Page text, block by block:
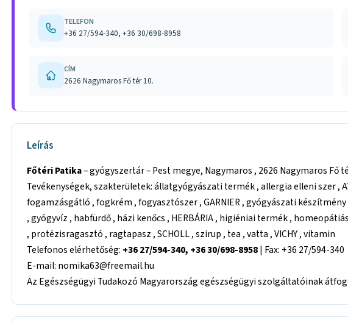
TELEFON
+36 27/594-340, +36 30/698-8958
CÍM
2626 Nagymaros Fő tér 10.
Leírás
Főtéri Patika– gyógyszertár – Pest megye, Nagymaros , 2626 Nagymaros Fő
Tevékenységek, szakterületek: állatgyógyászati termék , allergia elleni szer ,
fogamzásgátló , fogkrém , fogyasztószer , GARNIER , gyógyászati
, gyógyvíz , habfürdő , házi kenőcs , HERBÁRIA , higiéniai termék ,
, protézisragasztó , ragtapasz , SCHOLL , szirup , tea , vatta , VICHY , vitamin
Telefonos elérhetőség: +36 27/594-340, +36 30/698-8958| Fax: +36 27/594-340
E-mail: nomika63@freemail.hu
Az Egészségügyi Tudakozó Magyarország egészségügyi szolgáltatóinak